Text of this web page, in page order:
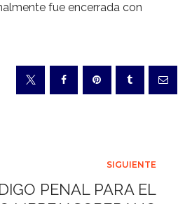
fue encerrada con
SIGUIENTE
PENAL PARA EL